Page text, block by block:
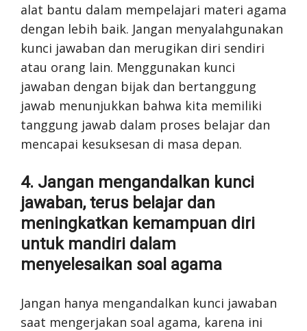
alat bantu dalam mempelajari materi agama
dengan lebih baik. Jangan menyalahgunakan
kunci jawaban dan merugikan diri sendiri
atau orang lain. Menggunakan kunci
jawaban dengan bijak dan bertanggung
jawab menunjukkan bahwa kita memiliki
tanggung jawab dalam proses belajar dan
mencapai kesuksesan di masa depan.
4. Jangan mengandalkan kunci
jawaban, terus belajar dan
meningkatkan kemampuan diri
untuk mandiri dalam
menyelesaikan soal agama
Jangan hanya mengandalkan kunci jawaban
saat mengerjakan soal agama, karena ini